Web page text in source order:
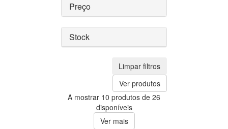
Preço
Stock
Limpar filtros
Ver produtos
A mostrar 10 produtos de 26
disponíveis
Ver mais